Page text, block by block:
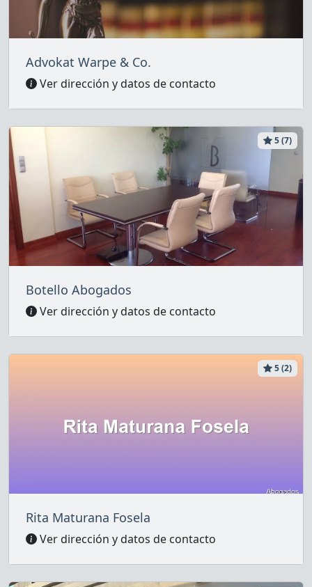
Advokat Warpe & Co.
Ver dirección y datos de contacto
5 (7)
Botello Abogados
Ver dirección y datos de contacto
5 (2)
Rita Maturana Fosela
Ver dirección y datos de contacto